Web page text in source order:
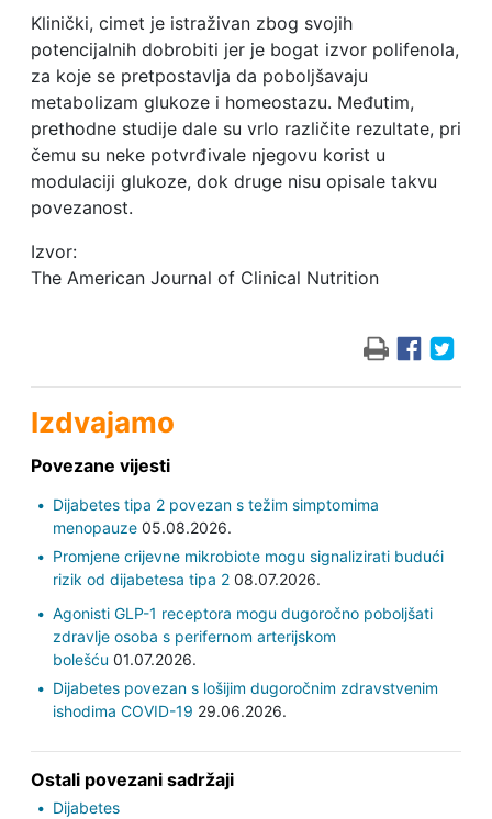
Klinički, cimet je istraživan zbog svojih
potencijalnih dobrobiti jer je bogat izvor polifenola,
za koje se pretpostavlja da poboljšavaju
metabolizam glukoze i homeostazu. Međutim,
prethodne studije dale su vrlo različite rezultate, pri
čemu su neke potvrđivale njegovu korist u
modulaciji glukoze, dok druge nisu opisale takvu
povezanost.
Izvor:
The American Journal of Clinical Nutrition
Izdvajamo
Povezane vijesti
Dijabetes tipa 2 povezan s težim simptomima
menopauze05.08.2026.
Promjene crijevne mikrobiote mogu signalizirati budući
rizik od dijabetesa tipa 208.07.2026.
Agonisti GLP-1 receptora mogu dugoročno poboljšati
zdravlje osoba s perifernom arterijskom
bolešću 01.07.2026.
Dijabetes povezan s lošijim dugoročnim zdravstvenim
ishodima COVID-19 29.06.2026.
Ostali povezani sadržaji
Dijabetes